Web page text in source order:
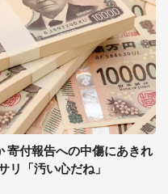
寄付報告への中傷にあきれ
リ「汚い心だね」